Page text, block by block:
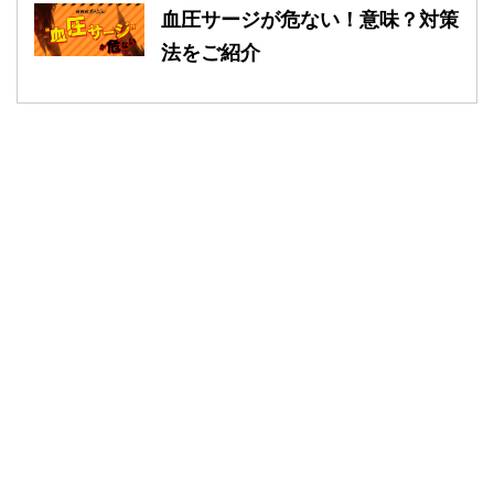
血圧サージが危ない！意味？対策
法をご紹介